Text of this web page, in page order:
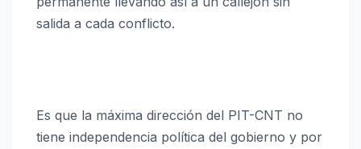
salida a cada conflicto.
Es que la máxima dirección del PIT-CNT no
tiene independencia política del gobierno y por